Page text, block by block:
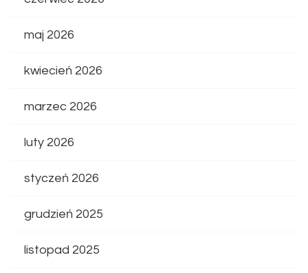
maj 2026
kwiecień 2026
marzec 2026
luty 2026
styczeń 2026
grudzień 2025
listopad 2025